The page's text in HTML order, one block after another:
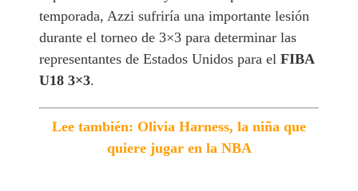
temporada, Azzi sufriría una importante lesión
durante el torneo de 3×3 para determinar las
representantes de Estados Unidos para elFIBA
U18 3×3.
Lee también: Olivia Harness, la niña que
quiere jugar en la NBA